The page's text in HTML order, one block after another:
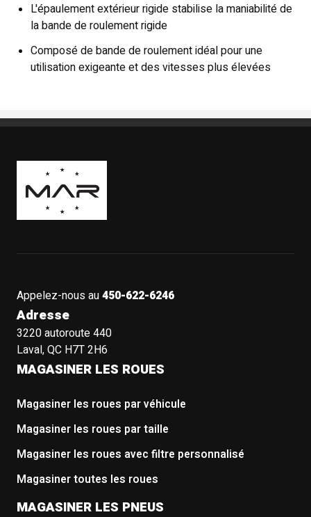
L'épaulement extérieur rigide stabilise la maniabilité de
la bande de roulement rigide
Composé de bande de roulement idéal pour une
utilisation exigeante et des vitesses plus élevées
Boutique Mags à Rabais
Appelez-nous au450-622-6246
Adresse
3220 autoroute 440
Laval, QC H7T 2H6
MAGASINER LES ROUES
Magasiner les roues par véhicule
Magasiner les roues par taille
Magasiner les roues avec filtre personnalisé
Magasiner toutes les roues
MAGASINER LES PNEUS